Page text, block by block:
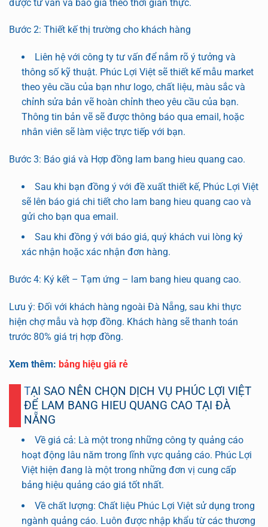
được tư vấn và báo giá theo thời gian thực.
Bước 2: Thiết kế thị trường cho khách hàng
Liên hệ với công ty tư vấn để nắm rõ ý tưởng và
thông số kỹ thuật. Phúc Lợi Việt sẽ thiết kế mẫu market
theo yêu cầu của bạn như logo, chất liệu, màu sắc và
chỉnh sửa bản vẽ hoàn chỉnh theo yêu cầu của bạn.
Thông tin bản vẽ sẽ được thông báo qua email, hoặc
nhân viên sẽ làm việc trực tiếp với bạn.
Bước 3: Báo giá và Hợp đồng lam bang hieu quang cao.
Sau khi bạn đồng ý với đề xuất thiết kế, Phúc Lợi Việt
sẽ lên báo giá chi tiết cho lam bang hieu quang cao và
gửi cho bạn qua email.
Sau khi đồng ý với báo giá, quý khách vui lòng ký
xác nhận hoặc xác nhận đơn hàng.
Bước 4: Ký kết – Tạm ứng – lam bang hieu quang cao.
Lưu ý: Đối với khách hàng ngoài Đà Nẵng, sau khi thực
hiện chợ mẫu và hợp đồng. Khách hàng sẽ thanh toán
trước 80% giá trị hợp đồng.
Xem thêm: bảng hiệu giá rẻ
TẠI SAO NÊN CHỌN DỊCH VỤ PHÚC LỢI VIỆT
ĐỂ LAM BANG HIEU QUANG CAO TẠI ĐÀ
NẴNG
Về giá cả: Là một trong những công ty quảng cáo
hoạt động lâu năm trong lĩnh vực quảng cáo. Phúc Lợi
Việt hiện đang là một trong những đơn vị cung cấp
bảng hiệu quảng cáo giá tốt nhất.
Về chất lượng: Chất liệu Phúc Lợi Việt sử dụng trong
ngành quảng cáo. Luôn được nhập khẩu từ các thương